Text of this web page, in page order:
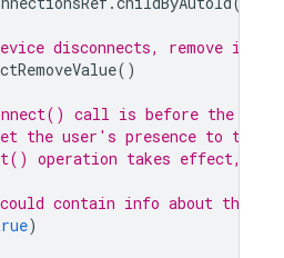
disconnects, remove it.
()
call is before the
the user's presence to true
operation takes effect,
contain info about the
)